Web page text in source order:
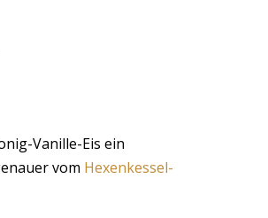
Vanille-Eis ein
vom Hexenkessel-